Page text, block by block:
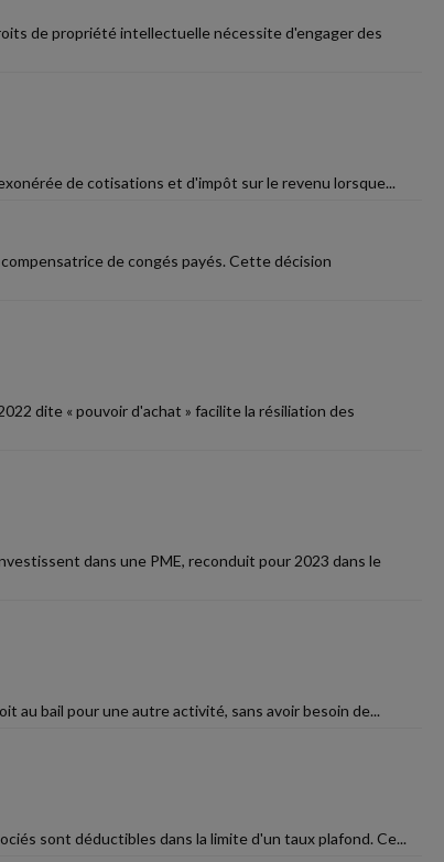
de propriété intellectuelle nécessite d'engager des
de cotisations et d'impôt sur le revenu lorsque...
de congés payés. Cette décision
dite « pouvoir d'achat » facilite la résiliation des
dans une PME, reconduit pour 2023 dans le
au bail pour une autre activité, sans avoir besoin de...
sont déductibles dans la limite d'un taux plafond. Ce...